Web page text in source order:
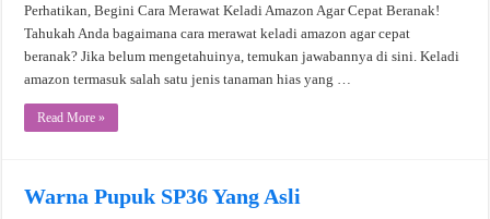
Perhatikan, Begini Cara Merawat Keladi Amazon Agar Cepat Beranak!
Tahukah Anda bagaimana cara merawat keladi amazon agar cepat
beranak? Jika belum mengetahuinya, temukan jawabannya di sini. Keladi
amazon termasuk salah satu jenis tanaman hias yang …
Read More »
Warna Pupuk SP36 Yang Asli